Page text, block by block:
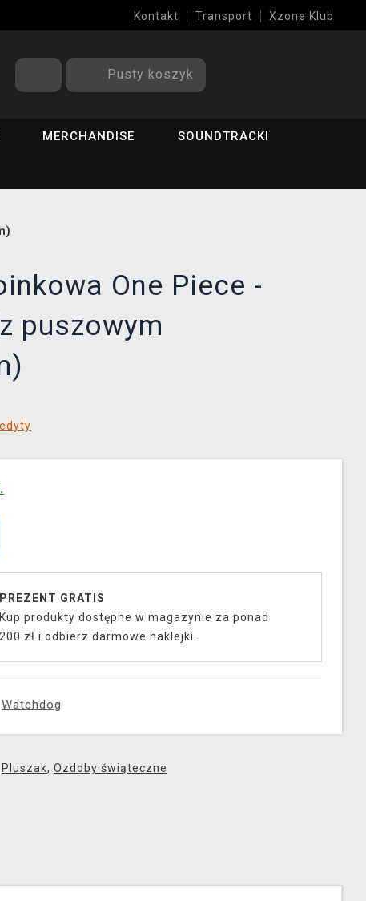
Kontakt Transport Xzone Klub
Pusty koszyk
MERCHANDISE SOUNDTRACKI
One Piece -
puszowym
PREZENT GRATIS
Kup produkty dostępne w magazynie za ponad
200 zł i odbierz darmowe naklejki.
Watchdog
Pluszak, Ozdoby świąteczne